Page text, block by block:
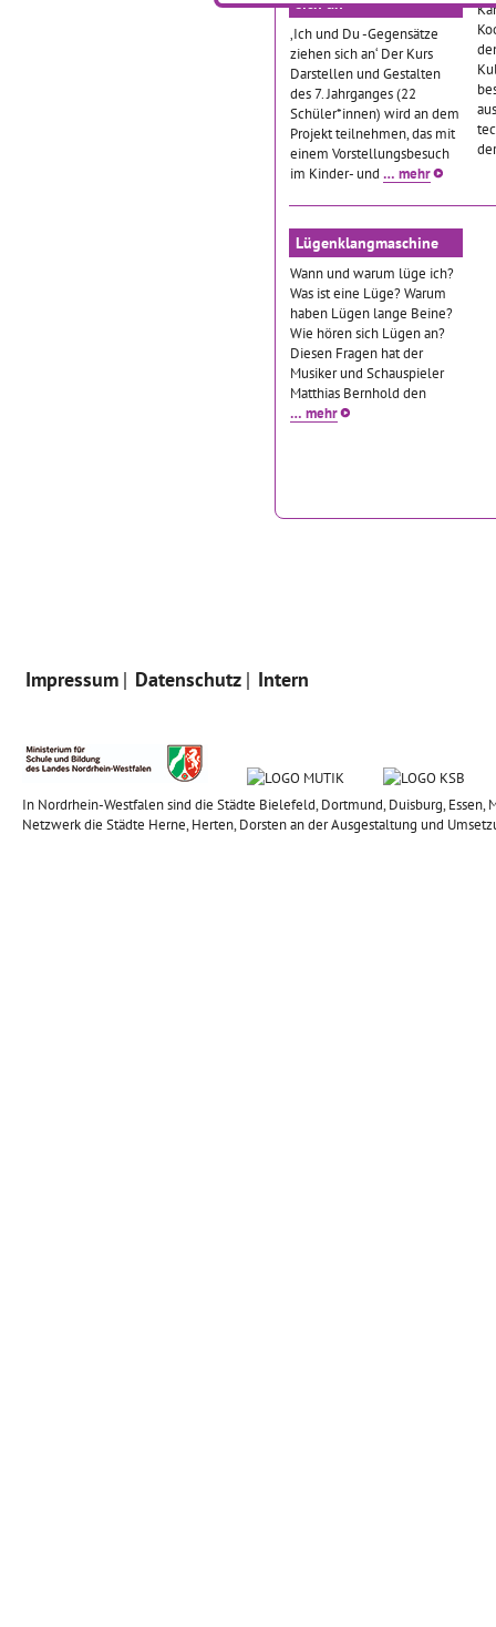
‚Ich und Du -Gegensätze
ziehen sich an‘ Der Kurs
Darstellen und Gestalten
des 7. Jahrganges (22
Schüler*innen) wird an dem
Projekt teilnehmen, das mit
einem Vorstellungsbesuch
im Kinder- und … mehr
Lügenklangmaschine
Wann und warum lüge ich?
Was ist eine Lüge? Warum
haben Lügen lange Beine?
Wie hören sich Lügen an?
Diesen Fragen hat der
Musiker und Schauspieler
Matthias Bernhold den
… mehr
Impressum Datenschutz Intern
In Nordrhein-Westfalen sind die Städte Bielefeld, Dortmund, Duisburg,
Netzwerk die Städte Herne, Herten, Dorsten an der Ausgestaltung und